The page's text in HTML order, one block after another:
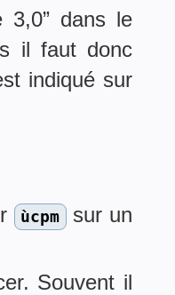
3,0” dans le
il faut donc
indiqué sur
ùcpm sur un
Souvent il